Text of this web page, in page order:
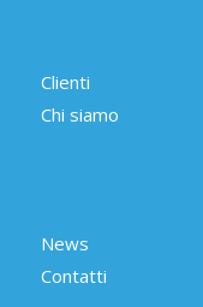
Clienti
Chi siamo
News
Contatti